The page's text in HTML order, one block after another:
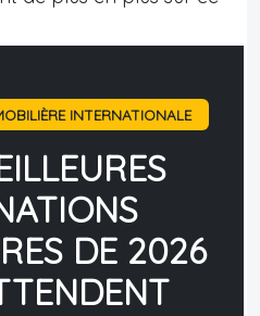
INTERNATIONALE
DE 2026